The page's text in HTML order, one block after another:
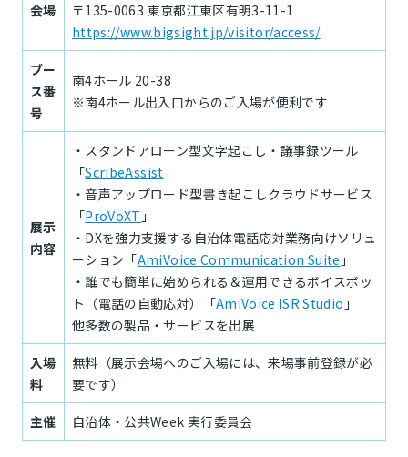
会場
〒135-0063 東京都江東区有明3-11-1
https://www.bigsight.jp/visitor/access/
ブー
ス番
号
南4ホール 20-38
※南4ホール出入口からのご入場が便利です
展示
内容
・スタンドアローン型文字起こし・議事録ツール
「ScribeAssist 」
・音声アップロード型書き起こしクラウドサービス
「ProVoXT 」
・DXを強力支援する自治体電話応対業務向けソリュ
ーション「AmiVoice Communication Suite 」
・誰でも簡単に始められる＆運用できるボイスボッ
ト（電話の自動応対）「AmiVoice ISR Studio 」
他多数の製品・サービスを出展
入場
料
無料（展示会場へのご入場には、来場事前登録が必
要です）
主催 自治体・公共Week 実行委員会